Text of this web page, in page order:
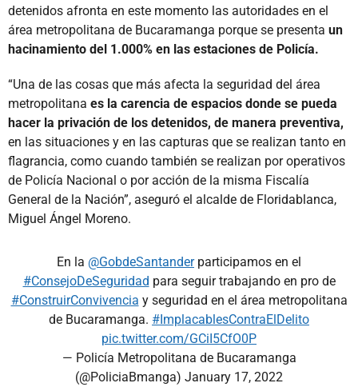
detenidos afronta en este momento las autoridades en el
área metropolitana de Bucaramanga porque se presenta un
hacinamiento del 1.000% en las estaciones de Policía.
“Una de las cosas que más afecta la seguridad del área
metropolitana es la carencia de espacios donde se pueda
hacer la privación de los detenidos, de manera preventiva,
en las situaciones y en las capturas que se realizan tanto en
flagrancia, como cuando también se realizan por operativos
de Policía Nacional o por acción de la misma Fiscalía
General de la Nación”, aseguró el alcalde de Floridablanca,
Miguel Ángel Moreno.
En la @GobdeSantanderparticipamos en el
#ConsejoDeSeguridad para seguir trabajando en pro de
#ConstruirConvivencia y seguridad en el área metropolitana
de Bucaramanga. #ImplacablesContraElDelito
pic.twitter.com/GCiI5CfO0P
— Policía Metropolitana de Bucaramanga
(@PoliciaBmanga) January 17, 2022